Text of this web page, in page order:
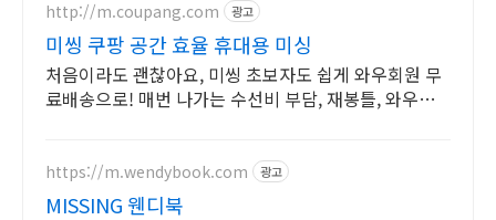
http://m.coupang.com 광고
미씽 쿠팡 공간 효율 휴대용 미싱
처음이라도 괜찮아요, 미씽 초보자도 쉽게 와우회원 무
료배송으로! 매번 나가는 수선비 부담, 재봉틀, 와우회
https://m.wendybook.com 광고
MISSING 웬디북